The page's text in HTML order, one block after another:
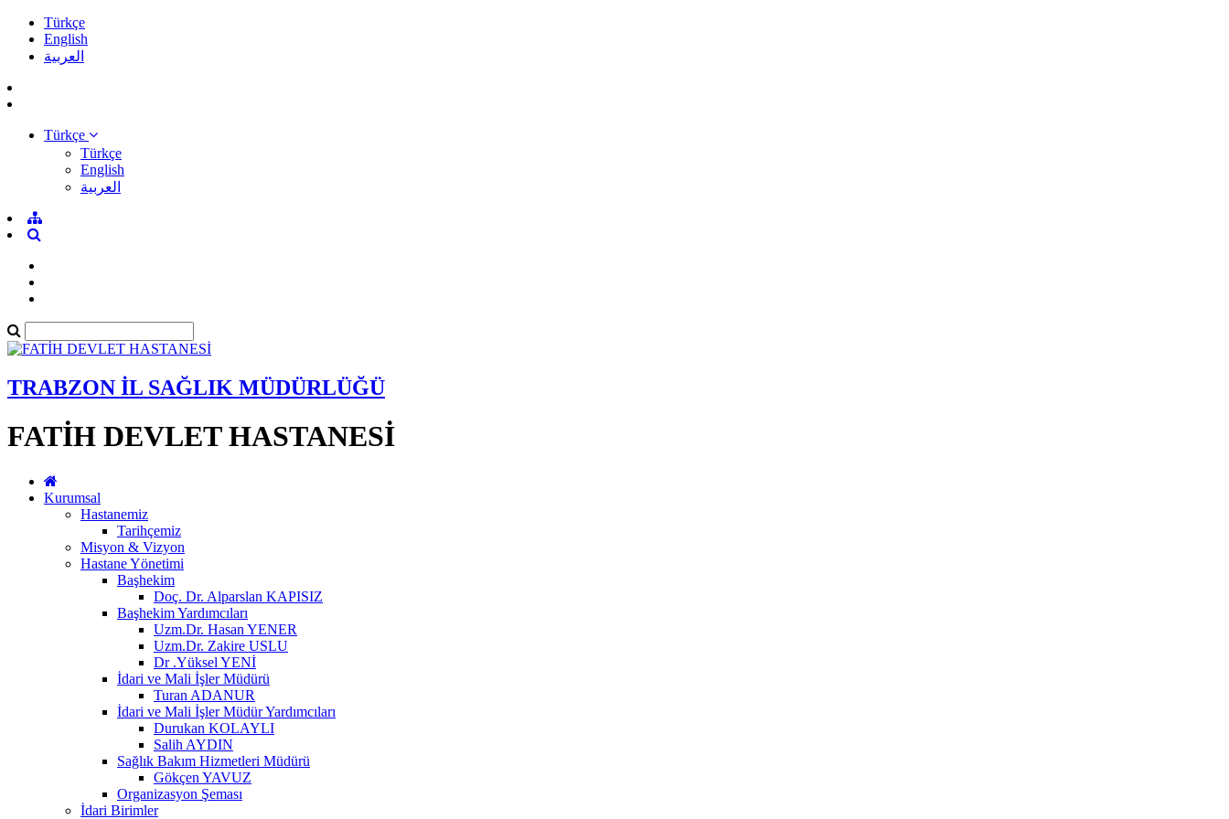
Türkçe
English
العربية
Türkçe
Türkçe
English
العربية
TRABZON İL SAĞLIK MÜDÜRLÜĞÜ
FATİH DEVLET HASTANESİ
Kurumsal
Hastanemiz
Tarihçemiz
Misyon & Vizyon
Hastane Yönetimi
Başhekim
Doç. Dr. Alparslan KAPISIZ
Başhekim Yardımcıları
Uzm.Dr. Hasan YENER
Uzm.Dr. Zakire USLU
Dr .Yüksel YENİ
İdari ve Mali İşler Müdürü
Turan ADANUR
İdari ve Mali İşler Müdür Yardımcıları
Durukan KOLAYLI
Salih AYDIN
Sağlık Bakım Hizmetleri Müdürü
Gökçen YAVUZ
Organizasyon Şeması
İdari Birimler